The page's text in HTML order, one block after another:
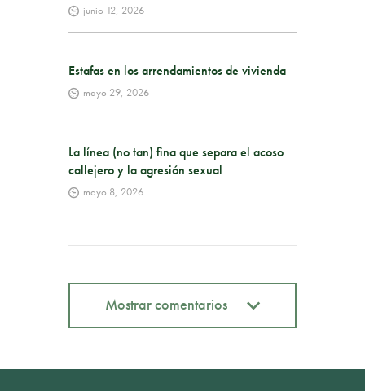
junio 12, 2026
Estafas en los arrendamientos de vivienda
mayo 29, 2026
La línea (no tan) fina que separa el acoso
callejero y la agresión sexual
mayo 8, 2026
Mostrar comentarios